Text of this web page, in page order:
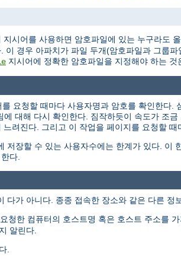
지시어를 사용하면 암호파일에 있는 누구라도
이 경우 아파치가 파일 두개(암호파일과 그룹
지시어에 정확한 암호파일을 지정해야 하는 것
요청할 때마다 사용자명과 암호를 확인한다
대해 다시 확인한다. 짐작하듯이 속도가 조
려진다. 그리고 이 작업을 페이지를 요청할 때
저장할 수 있는 사용자수에는 한계가 있다.
다.
다가 아니다. 종종 접속한 장소와 같은 다른 정
청한 컴퓨터의 호스트명 혹은 호스트 주소를
알린다.
.